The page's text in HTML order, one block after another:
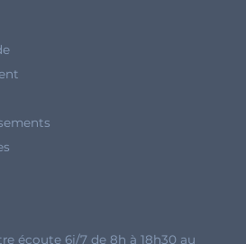
écoute 6j/7 de 8h à 18h30 au